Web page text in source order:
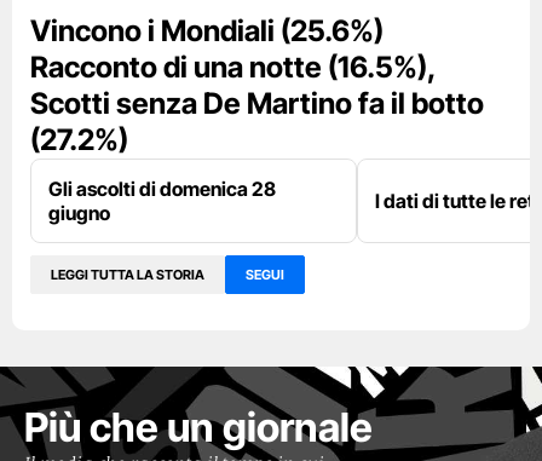
Vincono i Mondiali (25.6%)
Racconto di una notte (16.5%),
Scotti senza De Martino fa il botto
(27.2%)
Gli ascolti di domenica 28
giugno
I dati di tutte le
LEGGI TUTTA LA STORIA SEGUI
Più che un giornale